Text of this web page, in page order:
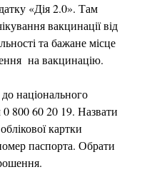
«Дія 2.0». Там
вакцинації від
та бажане місце
на вакцинацію.
національного
800 60 20 19. Назвати
картки
паспорта. Обрати